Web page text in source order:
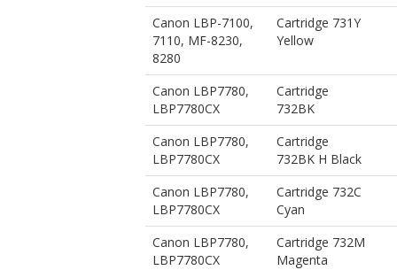
Canon LBP-7100,
7110, MF-8230,
8280
Cartridge 731Y
Yellow
Canon LBP7780,
LBP7780CX
Cartridge
732BK
Canon LBP7780,
LBP7780CX
Cartridge
732BK H Black
Canon LBP7780,
LBP7780CX
Cartridge 732C
Cyan
Canon LBP7780,
LBP7780CX
Cartridge 732M
Magenta